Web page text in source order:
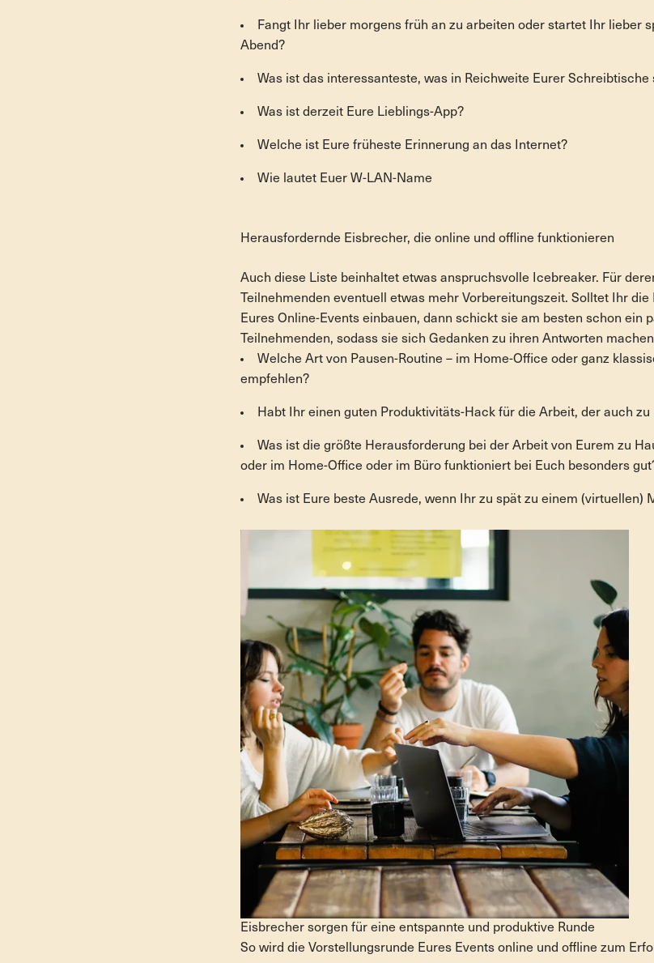
Fangt Ihr lieber morgens früh an zu arbeiten oder startet Ihr lieber
Abend?
Was ist das interessanteste, was in Reichweite Eurer Schreibtische
Was ist derzeit Eure Lieblings-App?
Welche ist Eure früheste Erinnerung an das Internet?
Wie lautet Euer W-LAN-Name
Herausfordernde Eisbrecher, die online und offline funktionieren
Auch diese Liste beinhaltet etwas anspruchsvolle Icebreaker. Für
Teilnehmenden eventuell etwas mehr Vorbereitungszeit. Solltet Ihr
Eures Online-Events einbauen, dann schickt sie am besten schon ein
Teilnehmenden, sodass sie sich Gedanken zu ihren Antworten
Welche Art von Pausen-Routine – im Home-Office oder ganz
empfehlen?
Habt Ihr einen guten Produktivitäts-Hack für die Arbeit, der auch
Was ist die größte Herausforderung bei der Arbeit von Eurem zu
oder im Home-Office oder im Büro funktioniert bei Euch besonders
Was ist Eure beste Ausrede, wenn Ihr zu spät zu einem (virtuellen)
Eisbrecher sorgen für eine entspannte und produktive Runde
So wird die Vorstellungsrunde Eures Events online und offline zum